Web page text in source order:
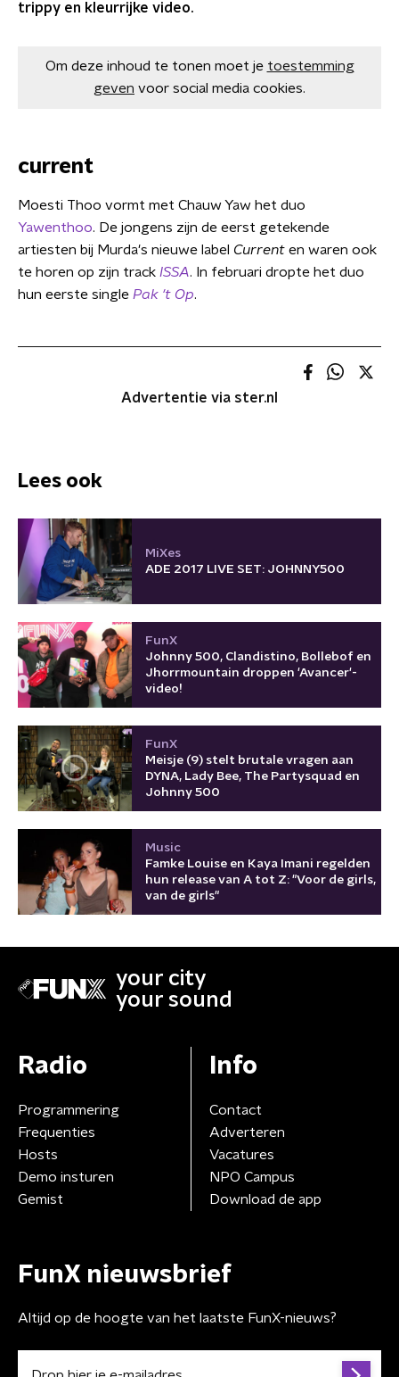
trippy en kleurrijke video.
Om deze inhoud te tonen moet je toestemming
geven voor social media cookies.
current
Moesti Thoo vormt met Chauw Yaw het duo
Yawenthoo. De jongens zijn de eerst getekende
artiesten bij Murda's nieuwe label Current en waren ook
te horen op zijn track ISSA. In februari dropte het duo
hun eerste single Pak 't Op.
Advertentie via ster.nl
Lees ook
MiXes
ADE 2017 LIVE SET: JOHNNY500
FunX
Johnny 500, Clandistino, Bollebof en
Jhorrmountain droppen 'Avancer'-
video!
FunX
Meisje (9) stelt brutale vragen aan
DYNA, Lady Bee, The Partysquad en
Johnny 500
Music
Famke Louise en Kaya Imani regelden
hun release van A tot Z: "Voor de girls,
van de girls"
your city
your sound
Radio
Programmering
Frequenties
Hosts
Demo insturen
Gemist
Info
Contact
Adverteren
Vacatures
NPO Campus
Download de app
FunX nieuwsbrief
Altijd op de hoogte van het laatste FunX-nieuws?